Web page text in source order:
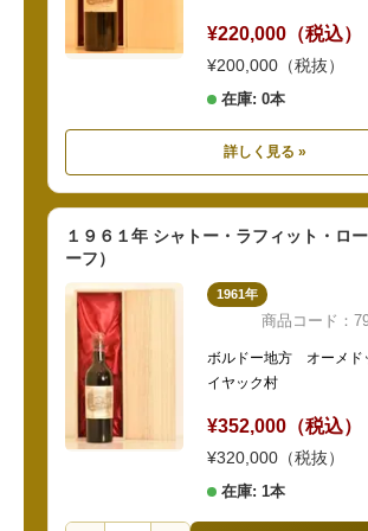
¥220,000（税込）
¥200,000（税抜）
在庫: 0本
詳しく見る »
１９６１年 シャトー・ラフィット・ロ
ーフ）
1961年
商品コード：
ボルドー地方 オーメ
イヤック村
¥352,000（税込）
¥320,000（税抜）
在庫: 1本